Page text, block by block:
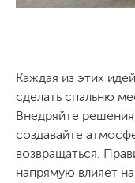
Каждая из этих
сделать спальню
Внедряйте
создавайте
возвращаться.
напрямую влияет